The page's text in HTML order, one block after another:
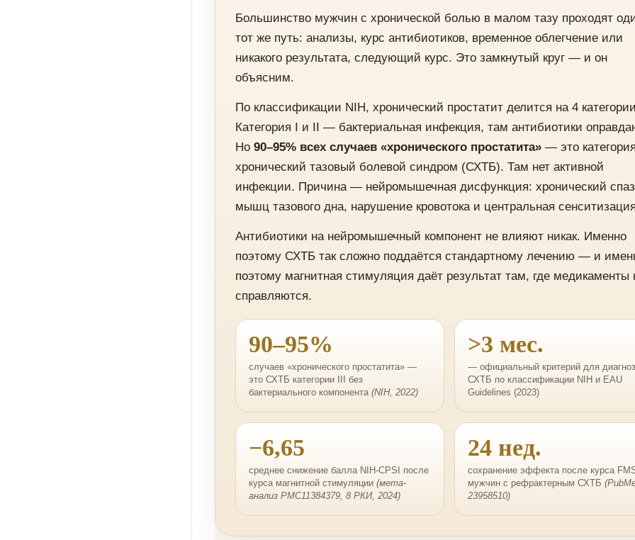
Большинство мужчин с хронической болью в малом тазу проходят
тот же путь: анализы, курс антибиотиков, временное облегчение или
никакого результата, следующий курс. Это замкнутый круг — и он
объясним.
По классификации NIH, хронический простатит делится на 4
Категория I и II — бактериальная инфекция, там антибиотики
Но 90–95% всех случаев «хронического простатита» — это
хронический тазовый болевой синдром (СХТБ). Там нет активной
инфекции. Причина — нейромышечная дисфункция: хронический
мышц тазового дна, нарушение кровотока и центральная
Антибиотики на нейромышечный компонент не влияют никак. Именно
поэтому СХТБ так сложно поддаётся стандартному лечению — и
поэтому магнитная стимуляция даёт результат там, где медикаменты
справляются.
90–95%
случаев «хронического простатита» —
это СХТБ категории III без
бактериального компонента (NIH, 2022)
>3 мес.
— официальный критерий для
СХТБ по классификации NIH и EAU
Guidelines (2023)
−6,65
среднее снижение балла NIH-CPSI после
курса магнитной стимуляции (мета-
анализ PMC11384379, 8 РКИ, 2024)
24 нед.
сохранение эффекта после курса
мужчин с рефрактерным СХТБ
23958510)